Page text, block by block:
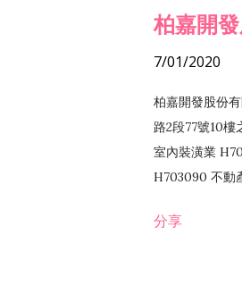
柏嘉開
7/01/2020
柏嘉開發股份
路2段77號10
室內裝潢業
H703090 不動
分享